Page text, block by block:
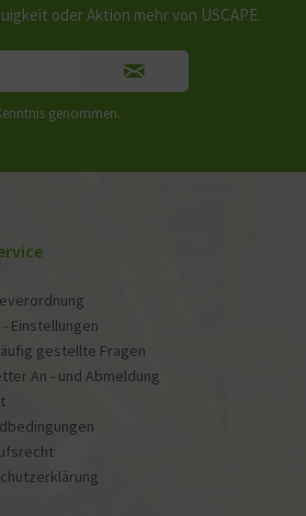
oder Aktion mehr von USCAPE.
genommen.
Einstellungen
gestellte Fragen
An - und Abmeldung